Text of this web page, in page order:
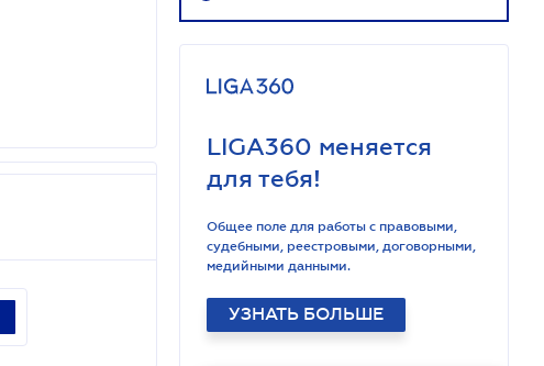
LIGA360 меняется
для тебя!
Общее поле для работы с правовыми,
судебными, реестровыми, договорными,
медийными данными.
УЗНАТЬ БОЛЬШЕ